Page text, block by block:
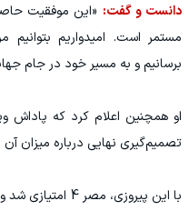
دانست و گفت: «این موفقیت
مستمر است. امیدواریم
برسانیم و به مسیر خود در جام
او همچنین اعلام کرد که پاداش
تصمیم‌گیری نهایی درباره میزان
با این پیروزی،